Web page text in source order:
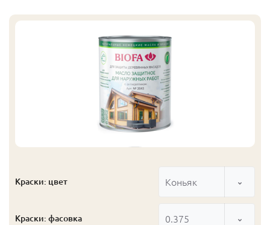
Краски: цвет Коньяк
Краски: фасовка 0.375